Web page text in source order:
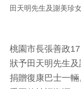
田天明先生及謝美珍
桃園市長張善政
狀予田天明先生
捐贈復康巴士一